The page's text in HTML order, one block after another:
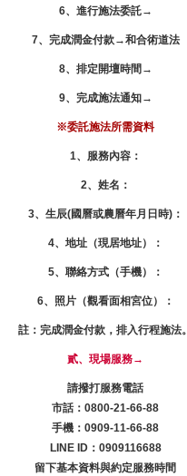
6、進行施法委託→
7、完成潤金付款→和合術道法
8、排定開壇時間→
9、完成施法通知→
※委託施法所需資料
1、服務內容：
2、姓名：
3、生辰(國曆或農曆年月日時)：
4、地址（現居地址）：
5、聯絡方式（手機）：
6、照片（觀看面相宮位）：
註：完成潤金付款，排入行程施法。
貳、現場服務→
請撥打服務電話
市話：0800-21-66-88
手機：0909-11-66-88
LINE ID：0909116688
留下基本資料與約定服務時間